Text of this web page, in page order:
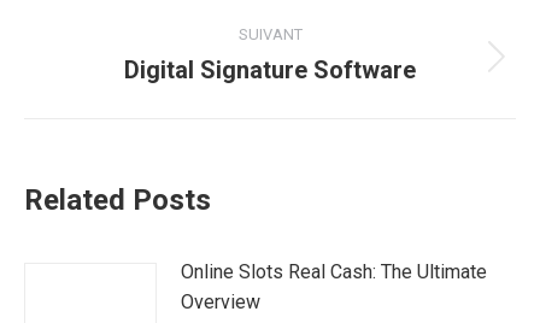
SUIVANT
Article
Digital Signature Software
Related Posts
Online Slots Real Cash: The Ultimate
Overview